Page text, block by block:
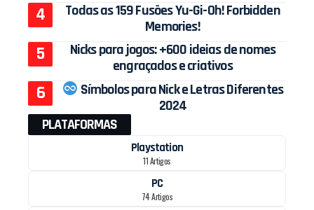
Todas as 159 Fusões Yu-Gi-Oh! Forbidden
Memories!
Nicks para jogos: +600 ideias de nomes
engraçados e criativos
Símbolos para Nick e Letras Diferentes
2024
PLATAFORMAS
Playstation
11 Artigos
PC
74 Artigos